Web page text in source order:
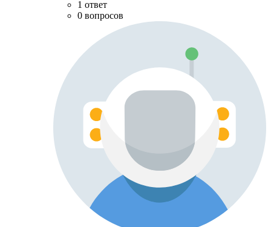
1 ответ
0 вопросов